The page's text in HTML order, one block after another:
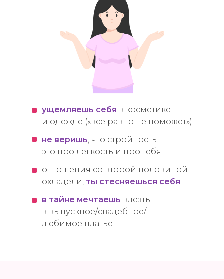
ущемляешь себя в косметике
и одежде («все равно не поможет»)
не веришь, что стройность —
это про легкость и про тебя
в тайне мечтаешь влезть
в выпускное/свадебное/
любимое платье
отношения со второй половиной
охладели, ты стесняешься себя